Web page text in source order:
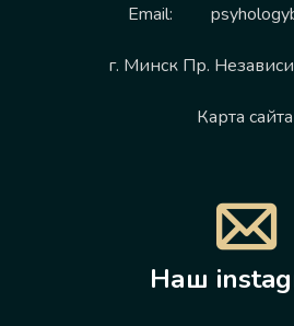
Email:
г. Минск Пр.
Карта сайта
Наш